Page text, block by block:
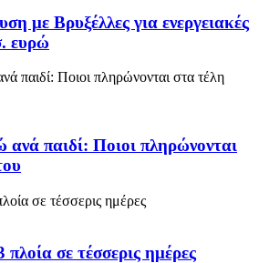
με Βρυξέλλες για ενεργειακές
ευρώ
παιδί: Ποιοι πληρώνονται
σε τέσσερις ημέρες